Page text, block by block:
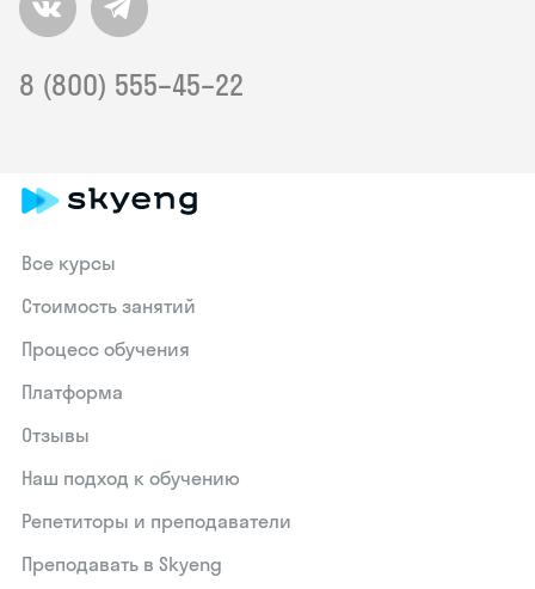
8 (800) 555–45–22
Все курсы
Стоимость занятий
Процесс обучения
Платформа
Отзывы
Наш подход к обучению
Репетиторы и преподаватели
Преподавать в Skyeng